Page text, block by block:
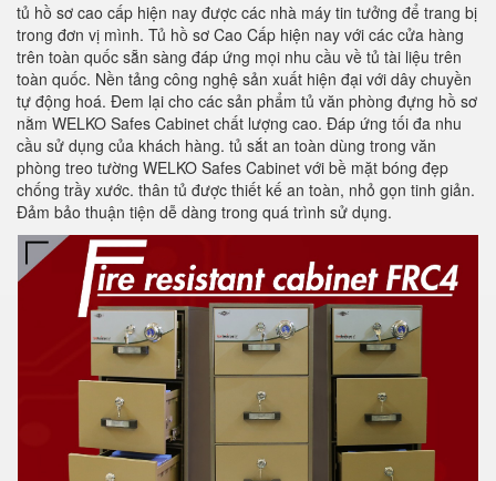
tủ hồ sơ cao cấp hiện nay được các nhà máy tin tưởng để trang bị
trong đơn vị mình. Tủ hồ sơ Cao Cấp hiện nay với các cửa hàng
trên toàn quốc sẵn sàng đáp ứng mọi nhu cầu về tủ tài liệu trên
toàn quốc. Nền tảng công nghệ sản xuất hiện đại với dây chuyền
tự động hoá. Đem lại cho các sản phẩm tủ văn phòng đựng hồ sơ
nằm WELKO Safes Cabinet chất lượng cao. Đáp ứng tối đa nhu
cầu sử dụng của khách hàng. tủ sắt an toàn dùng trong văn
phòng treo tường WELKO Safes Cabinet với bề mặt bóng đẹp
chống trầy xước. thân tủ được thiết kế an toàn, nhỏ gọn tinh giản.
Đảm bảo thuận tiện dễ dàng trong quá trình sử dụng.